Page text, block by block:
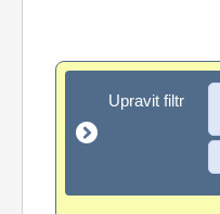
Upravit filtr
Upravit filtr